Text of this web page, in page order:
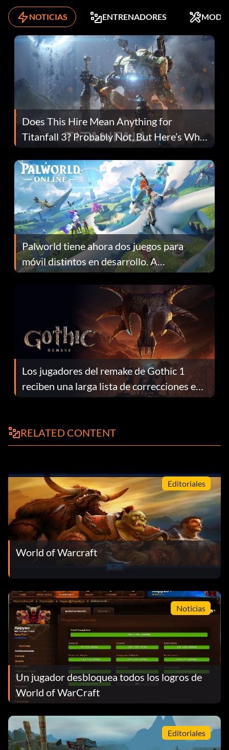
NOTICIAS ENTRENADORES MODS
Does This Hire Mean Anything for
Titanfall 3? Probably Not, But Here’s Why
Fans Are Hopeful
Palworld tiene ahora dos juegos para
móvil distintos en desarrollo. A
continuación te explicamos por qué.
Los jugadores del remake de Gothic 1
reciben una larga lista de correcciones en
el parche 1.0.4
RELATED CONTENT
Editoriales
World of Warcraft
Noticias
Un jugador desbloquea todos los logros de
World of WarCraft
Editoriales